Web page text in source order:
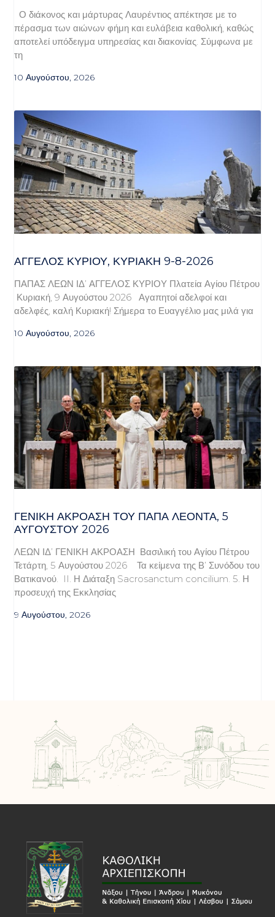
Ο διάκονος και μάρτυρας Λαυρέντιος απέκτησε με το
πέρασμα των αιώνων φήμη και ευλάβεια καθολική, καθώς
αποτελεί υπόδειγμα υπηρεσίας και διακονίας. Σύμφωνα με
τη
10 Αυγούστου, 2026
ΆΓΓΕΛΟΣ ΚΥΡΊΟΥ, ΚΥΡΙΑΚΉ 9-8-2026
ΠΑΠΑΣ ΛΕΩΝ ΙΔ’ ΑΓΓΕΛΟΣ ΚΥΡΙΟΥ Πλατεία Αγίου Πέτρου
Κυριακή, 9 Αυγούστου 2026 Αγαπητοί αδελφοί και
αδελφές, καλή Κυριακή! Σήμερα το Ευαγγέλιο μας μιλά για
10 Αυγούστου, 2026
ΓΕΝΙΚΉ ΑΚΡΌΑΣΗ ΤΟΥ ΠΆΠΑ ΛΈΟΝΤΑ, 5
ΑΥΓΟΎΣΤΟΥ 2026
ΛΕΩΝ ΙΔ’ ΓΕΝΙΚΗ ΑΚΡΟΑΣΗ Βασιλική του Αγίου Πέτρου
Τετάρτη, 5 Αυγούστου 2026 Τα κείμενα της Β’ Συνόδου του
Βατικανού. II. Η Διάταξη Sacrosanctum concilium. 5. Η
προσευχή της Εκκλησίας
9 Αυγούστου, 2026